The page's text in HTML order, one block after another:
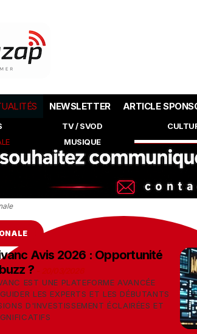
TV / SVOD
MUSIQUE
NEWSLETTER ARTICLE
Avis 2026 : Opportunité
?
EST UNE PLATEFORME AVANCÉE
LES EXPERTS ET LES DÉBUTANTS
D'INVESTISSEMENT ÉCLAIRÉES ET